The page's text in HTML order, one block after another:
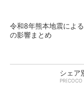
令和8年熊本地震によ
の影響まとめ
シェア